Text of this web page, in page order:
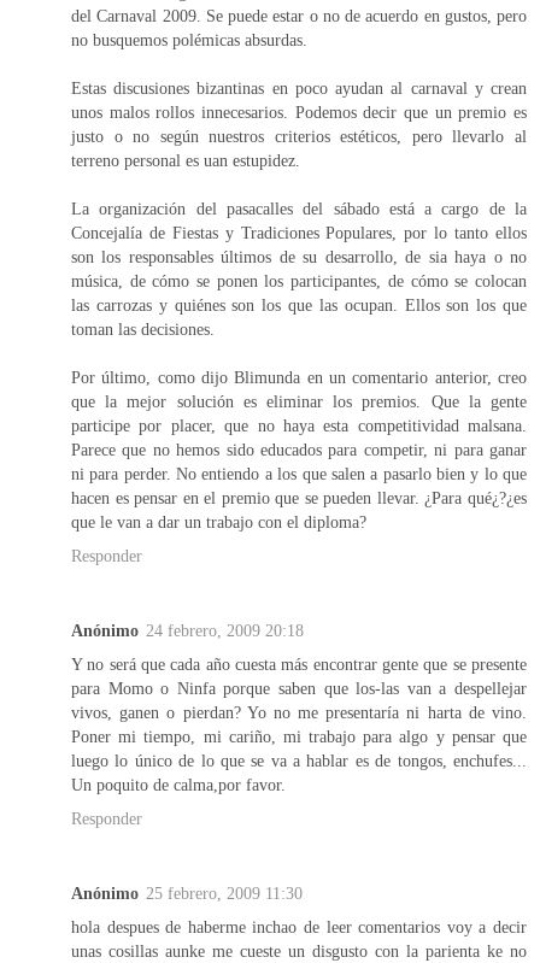
del Carnaval 2009. Se puede estar o no de acuerdo en gustos, pero
no busquemos polémicas absurdas.
Estas discusiones bizantinas en poco ayudan al carnaval y crean
unos malos rollos innecesarios. Podemos decir que un premio es
justo o no según nuestros criterios estéticos, pero llevarlo al
terreno personal es uan estupidez.
La organización del pasacalles del sábado está a cargo de la
Concejalía de Fiestas y Tradiciones Populares, por lo tanto ellos
son los responsables últimos de su desarrollo, de sia haya o no
música, de cómo se ponen los participantes, de cómo se colocan
las carrozas y quiénes son los que las ocupan. Ellos son los que
toman las decisiones.
Por último, como dijo Blimunda en un comentario anterior, creo
que la mejor solución es eliminar los premios. Que la gente
participe por placer, que no haya esta competitividad malsana.
Parece que no hemos sido educados para competir, ni para ganar
ni para perder. No entiendo a los que salen a pasarlo bien y lo que
hacen es pensar en el premio que se pueden llevar. ¿Para qué¿?¿es
que le van a dar un trabajo con el diploma?
Responder
Anónimo 24 febrero, 2009 20:18
Y no será que cada año cuesta más encontrar gente que se presente
para Momo o Ninfa porque saben que los-las van a despellejar
vivos, ganen o pierdan? Yo no me presentaría ni harta de vino.
Poner mi tiempo, mi cariño, mi trabajo para algo y pensar que
luego lo único de lo que se va a hablar es de tongos, enchufes...
Un poquito de calma,por favor.
Responder
Anónimo 25 febrero, 2009 11:30
hola despues de haberme inchao de leer comentarios voy a decir
unas cosillas aunke me cueste un disgusto con la parienta ke no